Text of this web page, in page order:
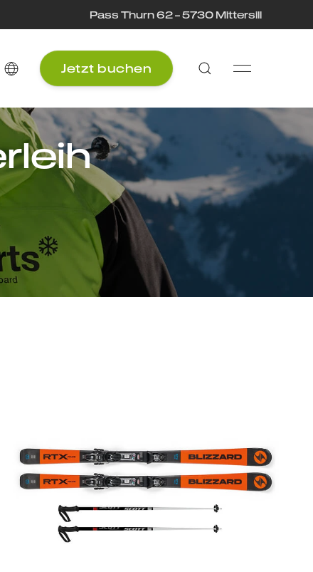
Pass Thurn 62 – 5730 Mittersill
Jetzt buchen